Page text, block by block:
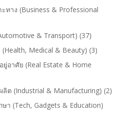
ทาง (Business & Professional
& Transport) (37)
Medical & Beauty) (3)
อาศัย (Real Estate & Home
ต (Industrial & Manufacturing) (2)
า (Tech, Gadgets & Education)